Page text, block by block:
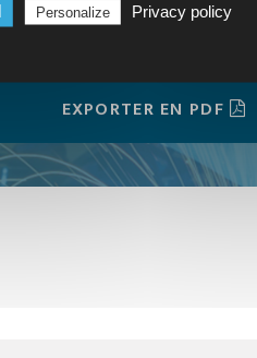
EXPORTER EN PDF
Personalize Privacy policy